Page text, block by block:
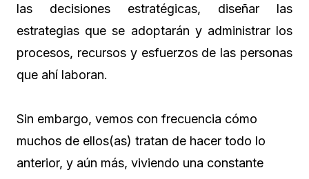
las decisiones estratégicas, diseñar las
estrategias que se adoptarán y administrar los
procesos, recursos y esfuerzos de las personas
que ahí laboran.
Sin embargo, vemos con frecuencia cómo
muchos de ellos(as) tratan de hacer todo lo
anterior, y aún más, viviendo una constante